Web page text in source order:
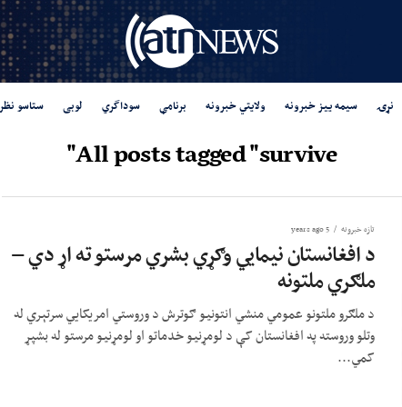
نړۍ سیمه ییز خبرونه ولایتي خبرونه برنامې سوداگري لوبی ستاسو نظر
All posts tagged "survive"
تازه خبرونه 5 years ago
د افغانستان نیمایي وګړي بشري مرستو ته اړ دي –
ملګري ملتونه
د ملګرو ملتونو عمومي منشي انتونیو ګوترش د وروستي امریکایي سرتېري له
وتلو وروسته په افغانستان کې د لومړنیو خدماتو او لومړنیو مرستو له بشپړ
کمي...